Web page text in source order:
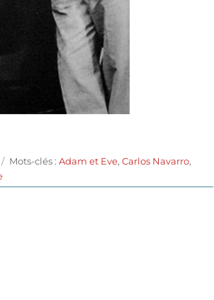
Étiquettes
Mots-clés :Adam et Eve,Carlos Navarro,
sur
On